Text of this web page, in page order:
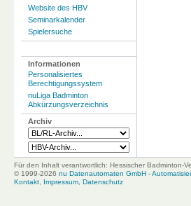
Website des HBV
Seminarkalender
Spielersuche
Informationen
Personalisiertes
Berechtigungssystem
nuLiga Badminton
Abkürzungsverzeichnis
Archiv
Für den Inhalt verantwortlich: Hessischer Badminton-
© 1999-2026 nu Datenautomaten GmbH -
Kontakt, Impressum, Datenschutz